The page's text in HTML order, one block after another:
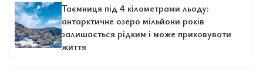
Таємниця під 4 кілометрами льоду:
антарктичне озеро мільйони років
залишається рідким і може приховувати
життя